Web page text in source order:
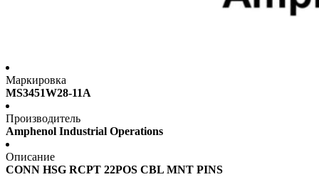
Маркировка
MS3451W28-11A
Производитель
Amphenol Industrial Operations
Описание
CONN HSG RCPT 22POS CBL MNT PINS